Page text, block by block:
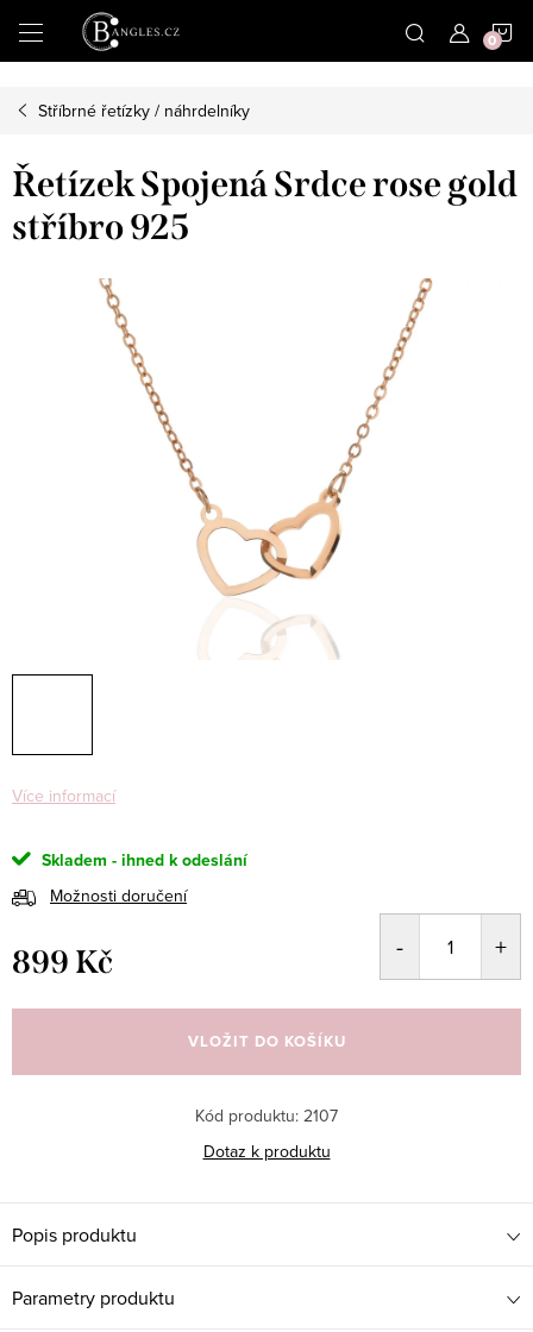
Přejít
na
Stříbrné řetízky / náhrdelníky
Řetízek Spojená Srdce rose gold
stříbro 925
Více informací
Skladem - ihned k odeslání
Možnosti doručení
899 Kč
cena:
VLOŽIT DO KOŠÍKU
Kód produktu: 2107
Dotaz k produktu
Popis produktu
Parametry produktu